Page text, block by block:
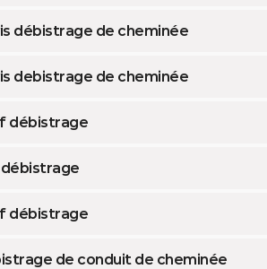
débistrage de cheminée
debistrage de cheminée
débistrage
débistrage
débistrage
de conduit de cheminée